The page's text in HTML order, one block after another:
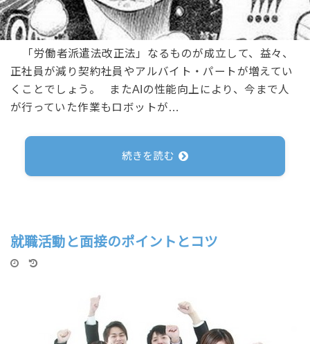
「労働者派遣法改正法」なるものが成立して、益々、
正社員が減り契約社員やアルバイト・パートが増えてい
くことでしょう。 またAIの性能向上により、今まで人
が行っていた作業もロボットが…
続きを読む
就職活動と面接のポイントとコツ